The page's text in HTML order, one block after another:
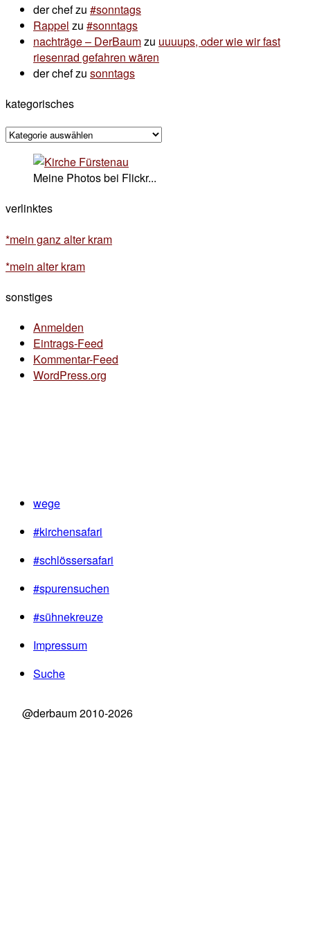
der chefzu #sonntags
Rappel zu #sonntags
nachträge – DerBaumzu uuuups, oder wie wir fast
riesenrad gefahren wären
der chefzu sonntags
kategorisches
kategorisches
Meine Photos bei Flickr...
verlinktes
*mein ganz alter kram
*mein alter kram
sonstiges
Anmelden
Eintrags-Feed
Kommentar-Feed
WordPress.org
wege
#kirchensafari
#schlössersafari
#spurensuchen
#sühnekreuze
Impressum
Suche
@derbaum 2010-2026